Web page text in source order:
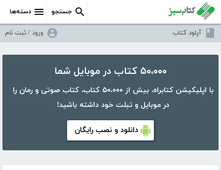
دسته‌ها جستجو
آپلود کتاب ورود / ثبت نام
۵۰،۰۰۰ کتاب در موبایل شما
با اپلیکیشن کتابراه، بیش از ۵۰،۰۰۰ کتاب، کتاب صوتی و رمان را
در موبایل و تبلت خود داشته باشید!
دانلود و نصب رایگان